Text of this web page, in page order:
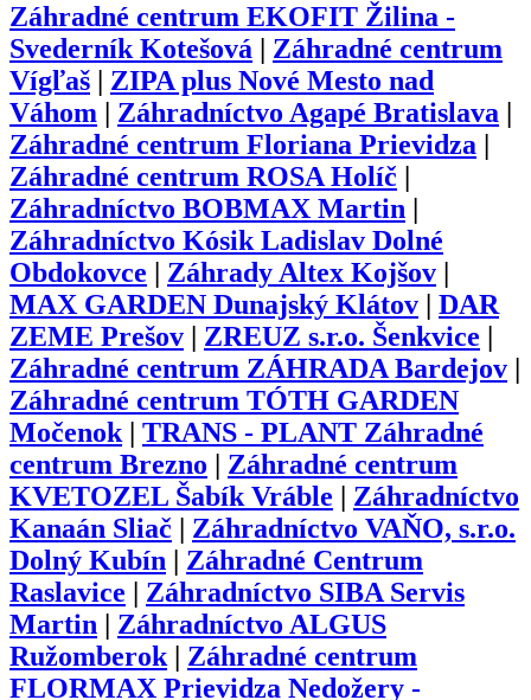
Záhradné centrum EKOFIT Žilina -
Svederník Kotešová
Záhradné centrum
Vígľaš
ZIPA plus Nové Mesto nad
Váhom
Záhradníctvo Agapé Bratislava
Záhradné centrum Floriana Prievidza
Záhradné centrum ROSA Holíč
Záhradníctvo BOBMAX Martin
Záhradníctvo Kósik Ladislav Dolné
Obdokovce
Záhrady Altex Kojšov
MAX GARDEN Dunajský Klátov
DAR
ZEME Prešov
ZREUZ s.r.o. Šenkvice
Záhradné centrum ZÁHRADA Bardejov
Záhradné centrum TÓTH GARDEN
Močenok| TRANS - PLANT Záhradné
centrum Brezno
Záhradné centrum
KVETOZEL Šabík Vráble
Záhradníctvo
Kanaán Sliač
Záhradníctvo VAŇO, s.r.o.
Dolný Kubín
Záhradné Centrum
Raslavice
Záhradníctvo SIBA Servis
Martin
Záhradníctvo ALGUS
Ružomberok| Záhradné centrum
FLORMAX Prievidza Nedožery -